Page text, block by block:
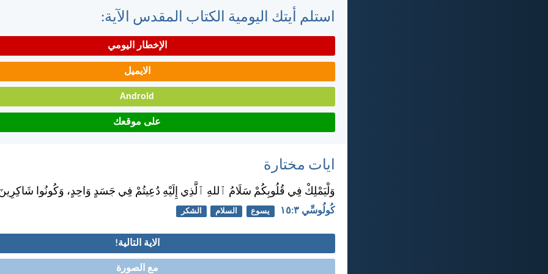
استلم أيتك اليومية الكتاب المقدس الآية:
الإخطار اليومي
الايميل
Android
على موقعك
ايات مختارة
وَلْيَمْلِكْ فِي قُلُوبِكُمْ سَلَامُ ٱللهِ ٱلَّذِي إِلَيْهِ دُعِيتُمْ فِي جَسَدٍ وَاحِدٍ، وَكُونُوا
كُولُوسِّي ٣:‏١٥ يسوع السلام الشكر
الاية التالية!
مع الصورة